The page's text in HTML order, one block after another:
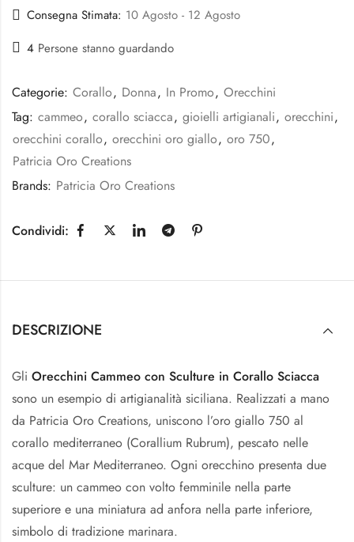
Consegna Stimata: 10 Agosto - 12 Agosto
4 Persone stanno guardando
Categorie: Corallo, Donna, In Promo, Orecchini
Tag: cammeo, corallo sciacca, gioielli artigianali, orecchini,
orecchini corallo, orecchini oro giallo, oro 750,
Patricia Oro Creations
Brands: Patricia Oro Creations
Condividi:
DESCRIZIONE
Gli Orecchini Cammeo con Sculture in Corallo Sciacca
sono un esempio di artigianalità siciliana. Realizzati a mano
da Patricia Oro Creations, uniscono l’oro giallo 750 al
corallo mediterraneo (Corallium Rubrum), pescato nelle
acque del Mar Mediterraneo. Ogni orecchino presenta due
sculture: un cammeo con volto femminile nella parte
superiore e una miniatura ad anfora nella parte inferiore,
simbolo di tradizione marinara.